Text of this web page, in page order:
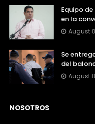
Equipo
en la
August
Se
del
August
NOSOTROS